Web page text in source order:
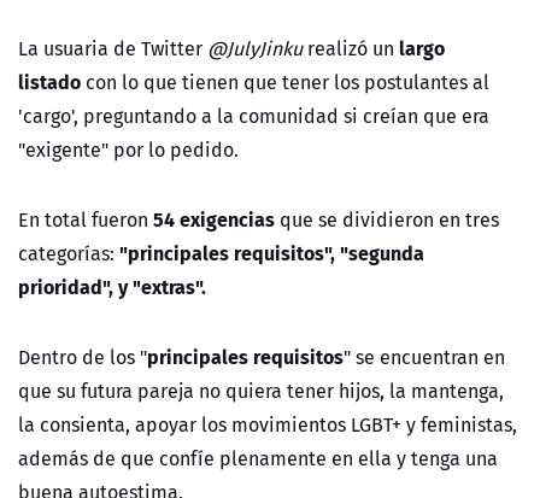
La usuaria de Twitter @JulyJinku realizó un largo
listado con lo que tienen que tener los postulantes al
'cargo', preguntando a la comunidad si creían que era
"exigente" por lo pedido.
En total fueron 54 exigencias que se dividieron en tres
categorías: "principales requisitos", "segunda
prioridad", y "extras".
Dentro de los "principales requisitos" se encuentran en
que su futura pareja no quiera tener hijos, la mantenga,
la consienta, apoyar los movimientos LGBT+ y feministas,
además de que confíe plenamente en ella y tenga una
buena autoestima.